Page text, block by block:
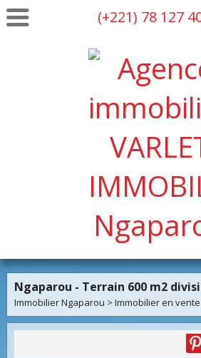
(+221) 78 127
Immobilier Ngaparou > Immobilier en